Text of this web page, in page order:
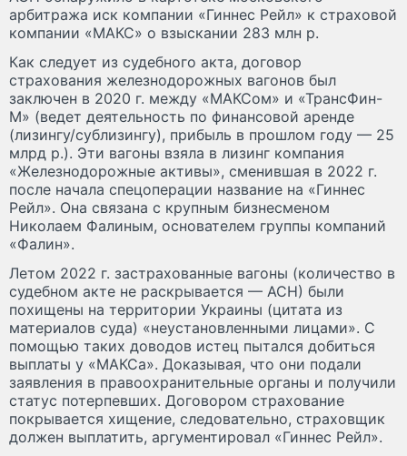
арбитража иск компании «Гиннес Рейл» к страховой
компании «МАКС» о взыскании 283 млн р.
Как следует из судебного акта, договор
страхования железнодорожных вагонов был
заключен в 2020 г. между «МАКСом» и «ТрансФин-
М» (ведет деятельность по финансовой аренде
(лизингу/сублизингу), прибыль в прошлом году — 25
млрд р.). Эти вагоны взяла в лизинг компания
«Железнодорожные активы», сменившая в 2022 г.
после начала спецоперации название на «Гиннес
Рейл». Она связана с крупным бизнесменом
Николаем Фалиным, основателем группы компаний
«Фалин».
Летом 2022 г. застрахованные вагоны (количество в
судебном акте не раскрывается — АСН) были
похищены на территории Украины (цитата из
материалов суда) «неустановленными лицами». С
помощью таких доводов истец пытался добиться
выплаты у «МАКСа». Доказывая, что они подали
заявления в правоохранительные органы и получили
статус потерпевших. Договором страхование
покрывается хищение, следовательно, страховщик
должен выплатить, аргументировал «Гиннес Рейл».